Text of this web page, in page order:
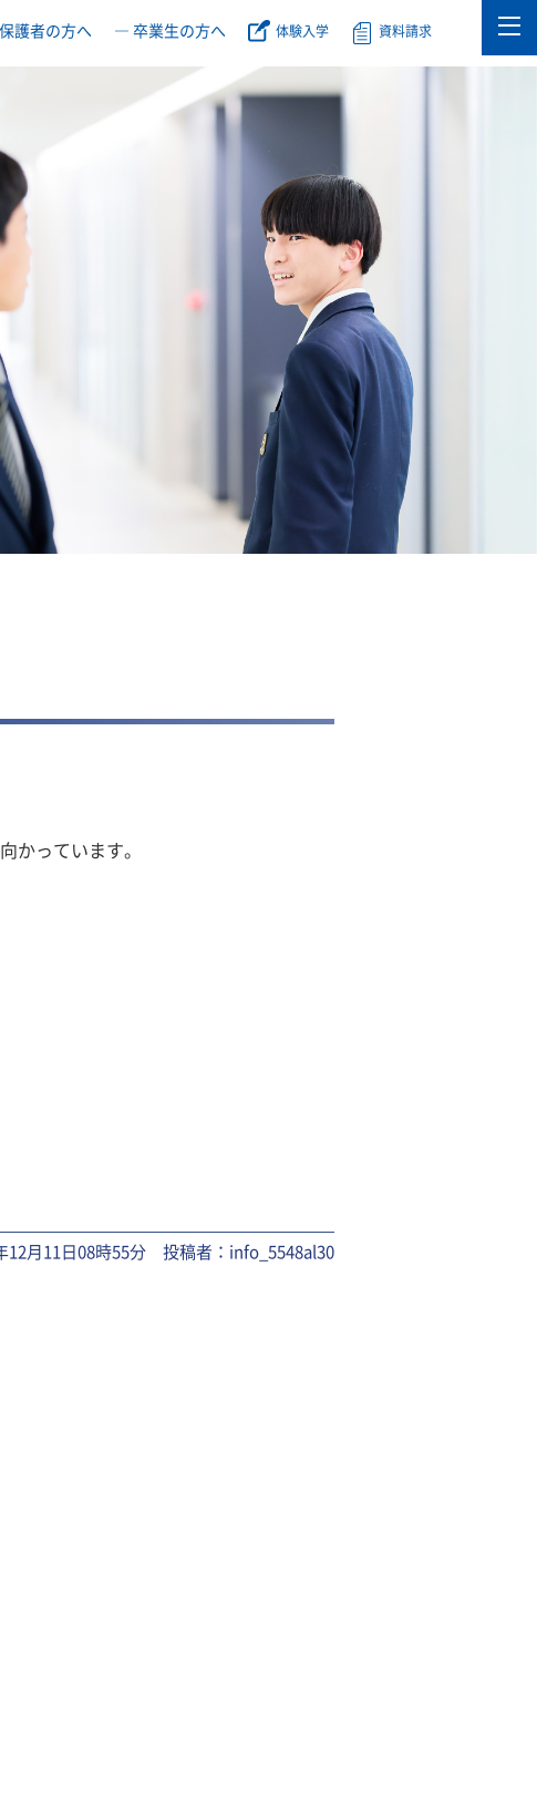
護者の方へ ― 卒業生の方へ 体験入学 資料請求
かっています。
12月11日08時55分 投稿者：info_5548al30